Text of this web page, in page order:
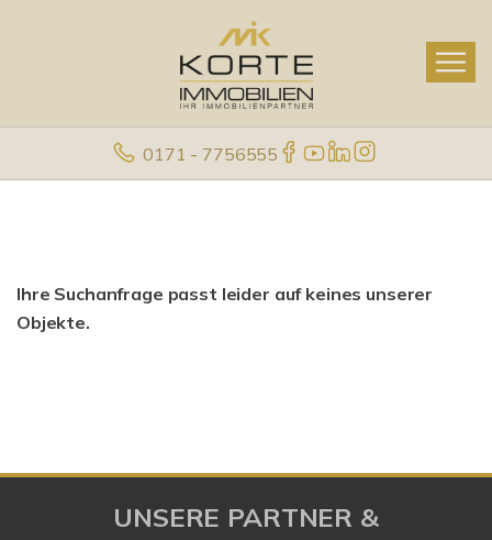
0171 - 7756555
Ihre Suchanfrage passt leider auf keines unserer
Objekte.
UNSERE PARTNER &